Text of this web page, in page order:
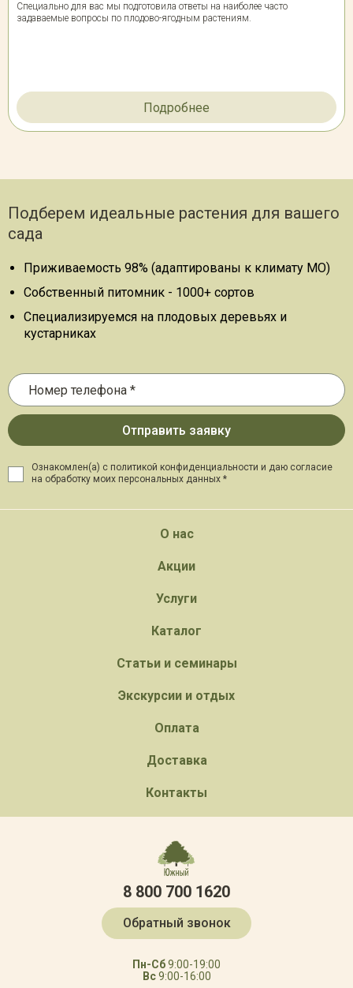
Специально для вас мы подготовила ответы на наиболее часто
задаваемые вопросы по плодово-ягодным растениям.
Подробнее
Подберем идеальные растения для вашего
сада
Приживаемость 98% (адаптированы к климату МО)
Собственный питомник - 1000+ сортов
Специализируемся на плодовых деревьях и
кустарниках
Ознакомлен(а) с политикой конфиденциальности и даю согласие
на обработку моих персональных данных *
О нас
Акции
Услуги
Каталог
Статьи и семинары
Экскурсии и отдых
Оплата
Доставка
Контакты
8 800 700 1620
Обратный звонок
Пн-Сб9:00-19:00
Вс9:00-16:00